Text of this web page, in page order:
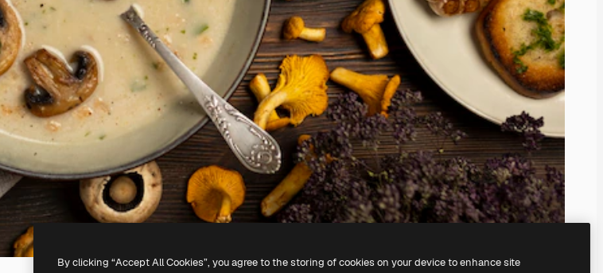
By clicking “Accept All Cookies”, you agree to the storing of cookies on your device to enhance site